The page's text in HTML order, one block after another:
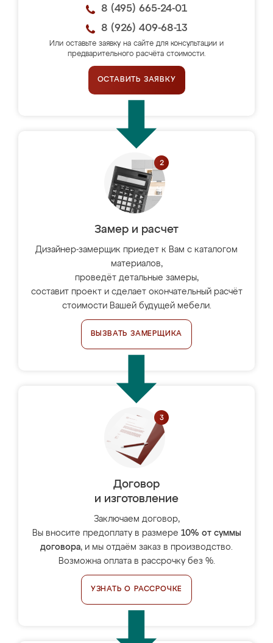
8 (495) 665-24-01
8 (926) 409-68-13
Или оставьте заявку на сайте для консультации и
предварительного расчёта стоимости.
ОСТАВИТЬ ЗАЯВКУ
Замер и расчет
Дизайнер-замерщик приедет к Вам с каталогом
материалов,
проведёт детальные замеры,
составит проект и сделает окончательный расчёт
стоимости Вашей будущей мебели.
ВЫЗВАТЬ ЗАМЕРЩИКА
Договор
и изготовление
Заключаем договор,
Вы вносите предоплату в размере 10% от суммы
договора, и мы отдаём заказ в производство.
Возможна оплата в рассрочку без %.
УЗНАТЬ О РАССРОЧКЕ